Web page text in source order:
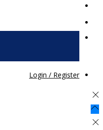
Login / Register